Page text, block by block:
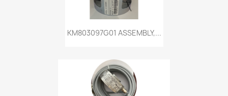
KM803097G01 ASSEMBLY,...